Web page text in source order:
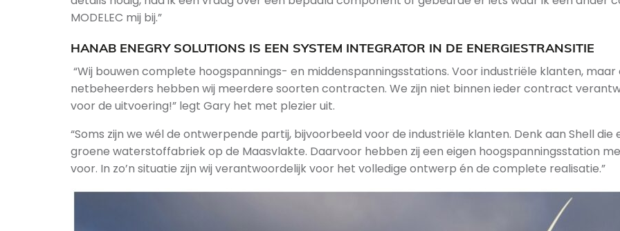
MODELEC mij bij.”
HANAB ENEGRY SOLUTIONS IS EEN SYSTEM INTEGRATOR IN DE ENERGIESTRANSITIE
“Wij bouwen complete hoogspannings- en middenspanningsstations. Voor industriële klanten,
netbeheerders hebben wij meerdere soorten contracten. We zijn niet binnen ieder contract
voor de uitvoering!” legt Gary het met plezier uit.
“Soms zijn we wél de ontwerpende partij, bijvoorbeeld voor de industriële klanten. Denk aan Shell
groene waterstoffabriek op de Maasvlakte. Daarvoor hebben zij een eigen hoogspanningsstation
voor. In zo’n situatie zijn wij verantwoordelijk voor het volledige ontwerp én de complete realisatie.”